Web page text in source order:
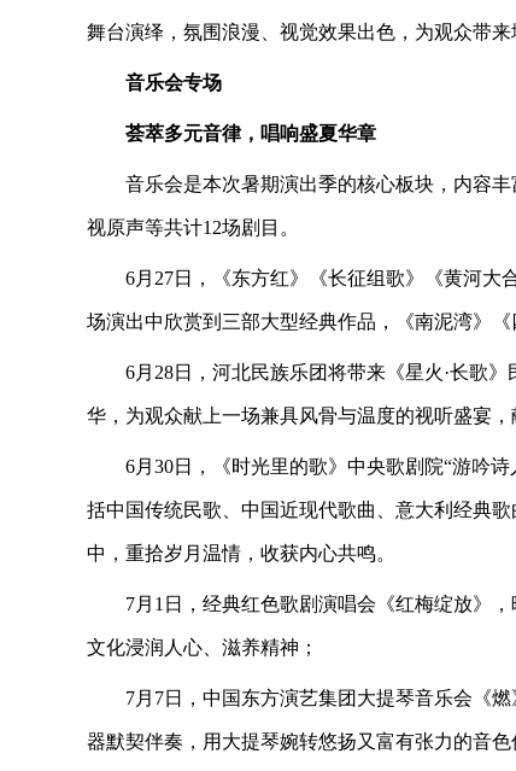
舞台演绎，氛围浪漫、视觉效果出色，为观众带来
音乐会专场
荟萃多元音律，唱响盛夏华章
音乐会是本次暑期演出季的核心板块，内容
视原声等共计12场剧目。
6月27日，《东方红》《长征组歌》《黄河大
场演出中欣赏到三部大型经典作品，《南泥湾》
6月28日，河北民族乐团将带来《星火·长歌
华，为观众献上一场兼具风骨与温度的视听盛宴，
6月30日，《时光里的歌》中央歌剧院“游吟
括中国传统民歌、中国近现代歌曲、意大利经典
中，重拾岁月温情，收获内心共鸣。
7月1日，经典红色歌剧演唱会《红梅绽放》
文化浸润人心、滋养精神；
7月7日，中国东方演艺集团大提琴音乐会《
器默契伴奏，用大提琴婉转悠扬又富有张力的音